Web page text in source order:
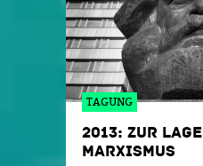
TAGUNG
2013: ZUR
MARXISMUS